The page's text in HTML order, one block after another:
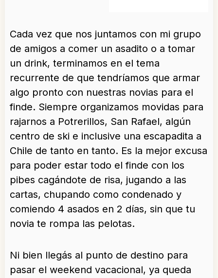
Cada vez que nos juntamos con mi grupo
de amigos a comer un asadito o a tomar
un drink, terminamos en el tema
recurrente de que tendríamos que armar
algo pronto con nuestras novias para el
finde. Siempre organizamos movidas para
rajarnos a Potrerillos, San Rafael, algún
centro de ski e inclusive una escapadita a
Chile de tanto en tanto. Es la mejor excusa
para poder estar todo el finde con los
pibes cagándote de risa, jugando a las
cartas, chupando como condenado y
comiendo 4 asados en 2 días, sin que tu
novia te rompa las pelotas.
Ni bien llegás al punto de destino para
pasar el weekend vacacional, ya queda